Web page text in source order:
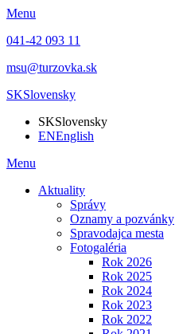
Menu
041-42 093 11
msu@turzovka.sk
SKSlovensky
SKSlovensky
ENEnglish
Menu
Aktuality
Správy
Oznamy a pozvánky
Spravodajca mesta
Fotogaléria
Rok 2026
Rok 2025
Rok 2024
Rok 2023
Rok 2022